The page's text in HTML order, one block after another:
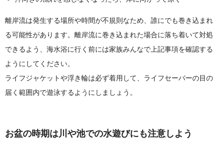
離岸流は発生する場所や時間が不規則なため、誰にでも巻き込まれ
る可能性があります。離岸流に巻き込まれた場合に落ち着いて対処
できるよう、海水浴に行く前には家族みんなで上記事項を確認する
ようにしてください。
ライフジャケットや浮き輪は必ず着用して、ライフセーバーの目の
届く範囲内で遊泳するようにしましょう。
お盆の時期は川や池での水遊びにも注意しよう